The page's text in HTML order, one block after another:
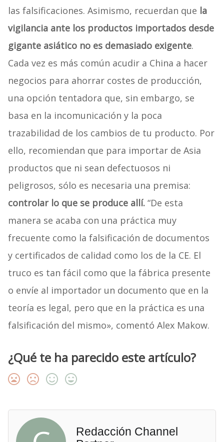
las falsificaciones. Asimismo, recuerdan que la
vigilancia ante los productos importados desde
gigante asiático no es demasiado exigente.
Cada vez es más común acudir a China a hacer
negocios para ahorrar costes de producción,
una opción tentadora que, sin embargo, se
basa en la incomunicación y la poca
trazabilidad de los cambios de tu producto. Por
ello, recomiendan que para importar de Asia
productos que ni sean defectuosos ni
peligrosos, sólo es necesaria una premisa:
controlar lo que se produce allí.“De esta
manera se acaba con una práctica muy
frecuente como la falsificación de documentos
y certificados de calidad como los de la CE. El
truco es tan fácil como que la fábrica presente
o envíe al importador un documento que en la
teoría es legal, pero que en la práctica es una
falsificación del mismo», comentó Alex Makow.
¿Qué te ha parecido este artículo?
Redacción Channel